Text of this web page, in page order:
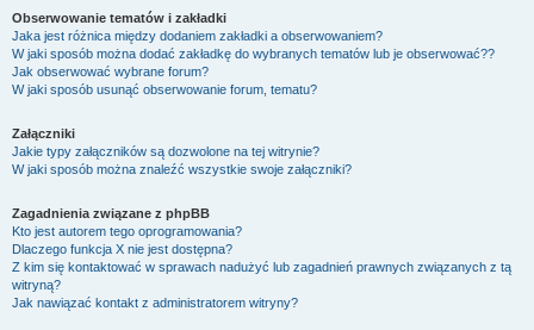
Obserwowanie tematów i zakładki
Jaka jest różnica między dodaniem zakładki a obserwowaniem?
W jaki sposób można dodać zakładkę do wybranych tematów lub je obserwować??
Jak obserwować wybrane forum?
W jaki sposób usunąć obserwowanie forum, tematu?
Załączniki
Jakie typy załączników są dozwolone na tej witrynie?
W jaki sposób można znaleźć wszystkie swoje załączniki?
Zagadnienia związane z phpBB
Kto jest autorem tego oprogramowania?
Dlaczego funkcja X nie jest dostępna?
Z kim się kontaktować w sprawach nadużyć lub zagadnień prawnych związanych z tą
witryną?
Jak nawiązać kontakt z administratorem witryny?